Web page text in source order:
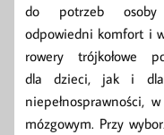
do potrzeb osoby
odpowiedni komfort i
rowery trójkołowe
dla dzieci, jak i dla
niepełnosprawności,
mózgowym. Przy